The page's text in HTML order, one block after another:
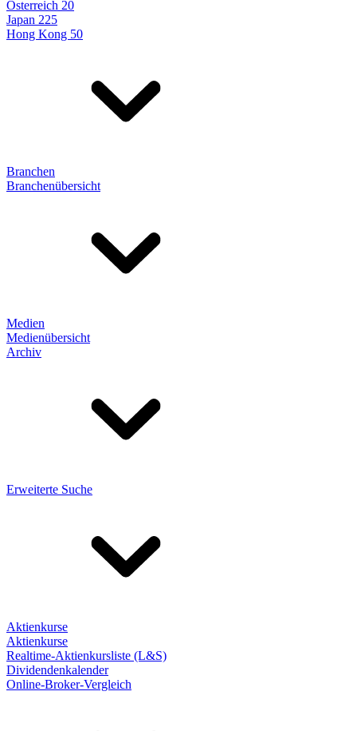
Österreich 20
Japan 225
Hong Kong 50
Branchen
Branchenübersicht
Medien
Medienübersicht
Archiv
Erweiterte Suche
Aktienkurse
Aktienkurse
Realtime-Aktienkursliste (L&S)
Dividendenkalender
Online-Broker-Vergleich